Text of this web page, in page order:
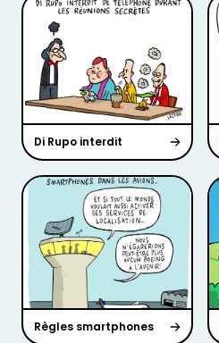
Di Rupo interdit
Règles smartphones